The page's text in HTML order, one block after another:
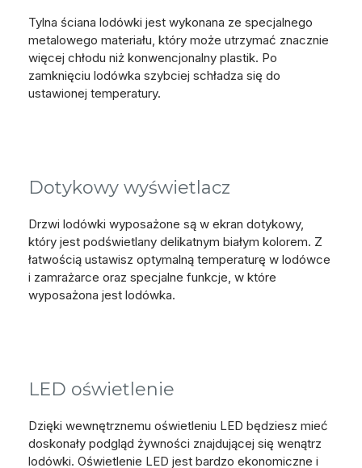
Tylna ściana lodówki jest wykonana ze specjalnego
metalowego materiału, który może utrzymać znacznie
więcej chłodu niż konwencjonalny plastik. Po
zamknięciu lodówka szybciej schładza się do
ustawionej temperatury.
Dotykowy wyświetlacz
Drzwi lodówki wyposażone są w ekran dotykowy,
który jest podświetlany delikatnym białym kolorem. Z
łatwością ustawisz optymalną temperaturę w lodówce
i zamrażarce oraz specjalne funkcje, w które
wyposażona jest lodówka.
LED oświetlenie
Dzięki wewnętrznemu oświetleniu LED będziesz mieć
doskonały podgląd żywności znajdującej się wenątrz
lodówki. Oświetlenie LED jest bardzo ekonomiczne i